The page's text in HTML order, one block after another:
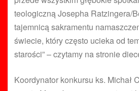
teologiczną Josepha Ratzingera/
tajemnicą sakramentu
świecie, który często ucieka od
starości” – czytamy na stronie
Koordynator konkursu ks. Michał